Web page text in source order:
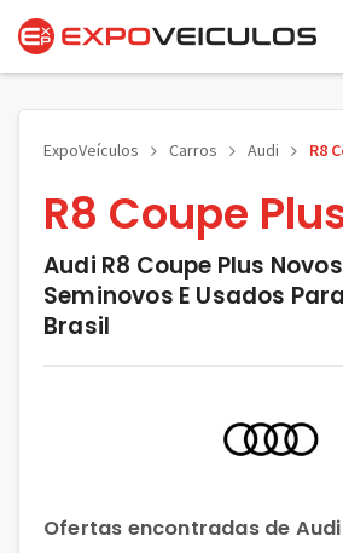
ExpoVeículos Carros Audi R8
R8 Coupe
Audi R8 Coupe Plus
Seminovos E Usados
Brasil
Ofertas encontradas de Audi